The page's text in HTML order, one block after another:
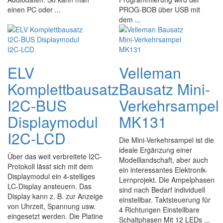
einen PC oder ...
PROG-BOB über USB mit
dem ...
ELV
Komplettbausatz
I2C-BUS
Displaymodul
I2C-LCD
Über das weit verbreitete I2C-
Protokoll lässt sich mit dem
Displaymodul ein 4-stelliges
LC-Display ansteuern. Das
Display kann z. B. zur Anzeige
von Uhrzeit, Spannung usw.
eingesetzt werden. Die Platine
Velleman
Bausatz Mini-
Verkehrsampel
MK131
Die Mini-Verkehrsampel ist die
ideale Ergänzung einer
Modelllandschaft, aber auch
ein interessantes Elektronik-
Lernprojekt. Die Ampelphasen
sind nach Bedarf individuell
einstellbar. Taktsteuerung für
4 Richtungen Einstellbare
Schaltphasen Mit 12 LEDs ...